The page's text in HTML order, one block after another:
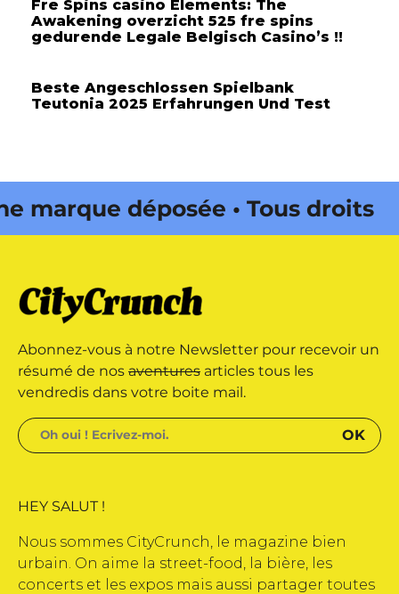
Fre Spins casino Elements: The
Awakening overzicht 525 fre spins
gedurende Legale Belgisch Casino’s !!
Beste Angeschlossen Spielbank
Teutonia 2025 Erfahrungen Und Test
déposée • Tous droits
déposée • Tous droits
par Buena Onda Web •
Abonnez-vous à notre Newsletter pour recevoir un
résumé de nos aventures articles tous les
vendredis dans votre boite mail.
HEY SALUT !
Nous sommes CityCrunch, le magazine bien
urbain. On aime la street-food, la bière, les
concerts et les expos mais aussi partager toutes